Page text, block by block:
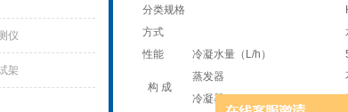
仪
架
分类规格
方式
性能
冷凝水量（L/h）
构 成
蒸发器
冷凝器